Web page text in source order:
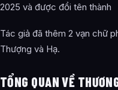
2025 và được đổi tên thành
Tác giả đã thêm 2 vạn chữ
Thượng và Hạ.
TỔNG QUAN VỀ